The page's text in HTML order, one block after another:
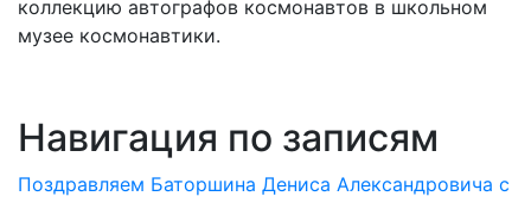
коллекцию автографов космонавтов в школьном
музее космонавтики.
Навигация по записям
Поздравляем Баторшина Дениса Александровича с